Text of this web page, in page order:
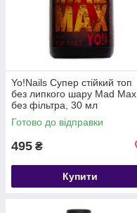
Yo!Nails Супер стійкий топ
без липкого шару Mad Max
без фільтра, 30 мл
Готово до відправки
495 ₴
Купити